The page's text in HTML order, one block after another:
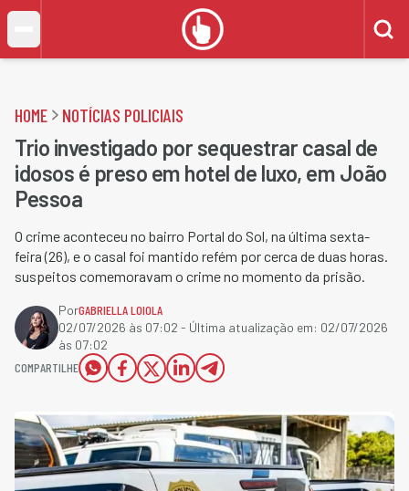
HOME NOTÍCIAS POLICIAIS
Trio investigado por sequestrar casal de
idosos é preso em hotel de luxo, em João
Pessoa
O crime aconteceu no bairro Portal do Sol, na última sexta-
feira (26), e o casal foi mantido refém por cerca de duas horas.
suspeitos comemoravam o crime no momento da prisão.
PorGABRIELLA LOIOLA
02/07/2026 às 07:02 - Última atualização em: 02/07/2026
às 07:02
COMPARTILHE